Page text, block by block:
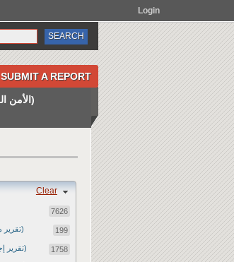
Login
SUBMIT A REPORT
INSTRUCTIONS (الأمن الرقمي)
Clear
7626
Summary Report (تقرير ملخص) 199
Aggregate Report (تقرير إجمالي) 1758